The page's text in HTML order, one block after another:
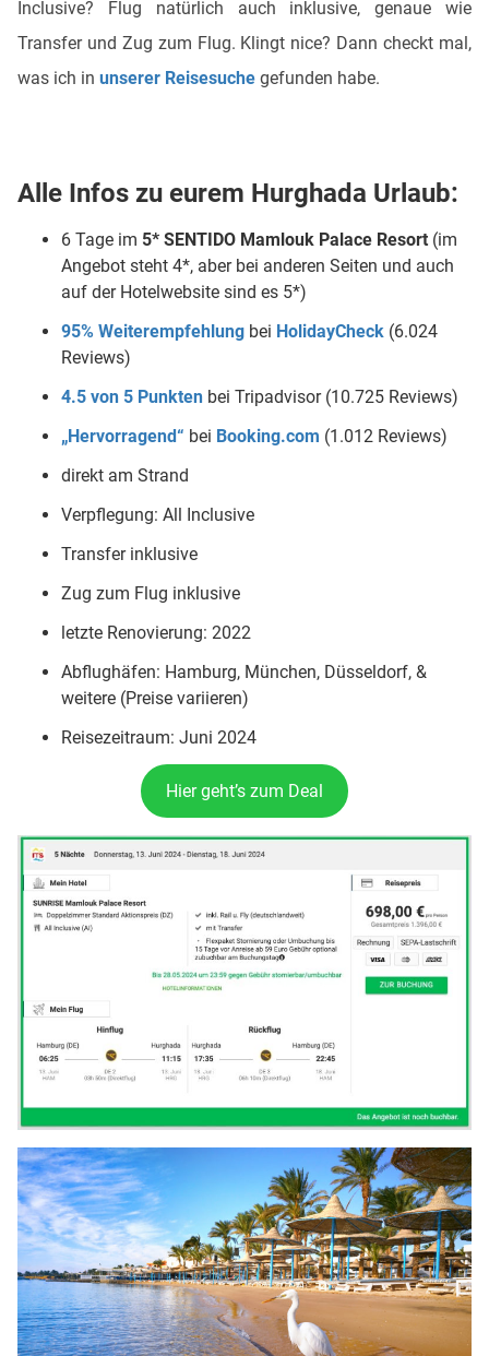
Inclusive? Flug natürlich auch inklusive, genaue wie
Transfer und Zug zum Flug. Klingt nice? Dann checkt mal,
was ich in unserer Reisesuche gefunden habe.
Alle Infos zu eurem Hurghada Urlaub:
6 Tage im 5* SENTIDO Mamlouk Palace Resort (im
Angebot steht 4*, aber bei anderen Seiten und auch
auf der Hotelwebsite sind es 5*)
95% Weiterempfehlung bei HolidayCheck (6.024
Reviews)
4.5 von 5 Punkten bei Tripadvisor (10.725 Reviews)
„Hervorragend“ bei Booking.com (1.012 Reviews)
direkt am Strand
Verpflegung: All Inclusive
Transfer inklusive
Zug zum Flug inklusive
letzte Renovierung: 2022
Abflughäfen: Hamburg, München, Düsseldorf, &
weitere (Preise variieren)
Reisezeitraum: Juni 2024
Hier geht’s zum Deal